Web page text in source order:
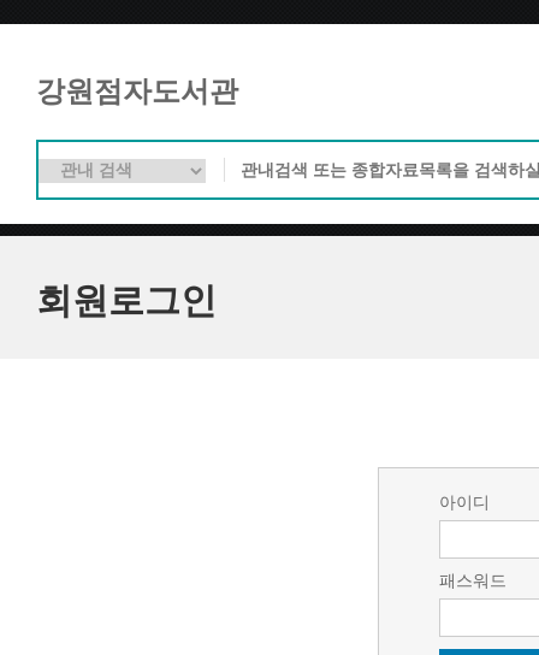
강원점자도서관
회원로그인
아이디
패스워드